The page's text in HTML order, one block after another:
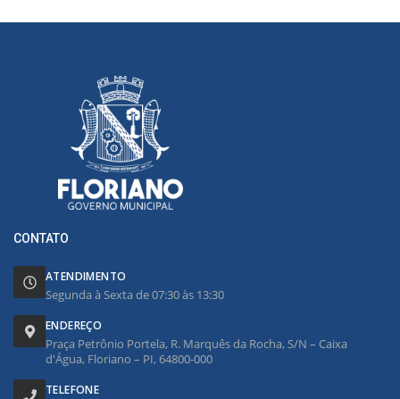
CONTATO
ATENDIMENTO
Segunda à Sexta de 07:30 às 13:30
ENDEREÇO
Praça Petrônio Portela, R. Marquês da Rocha, S/N – Caixa
d'Água, Floriano – PI, 64800-000
TELEFONE